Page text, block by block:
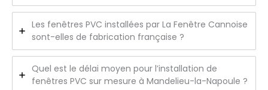
Les fenêtres PVC installées par La Fenêtre Cannoise
sont-elles de fabrication française ?
Quel est le délai moyen pour l’installation de
fenêtres PVC sur mesure à Mandelieu-la-Napoule ?